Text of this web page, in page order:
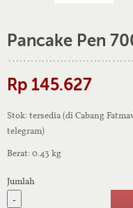
Pancake Pen
Rp 145.627
Stok: tersedia (di Cabang
telegram)
Berat: 0.43 kg
Jumlah
-